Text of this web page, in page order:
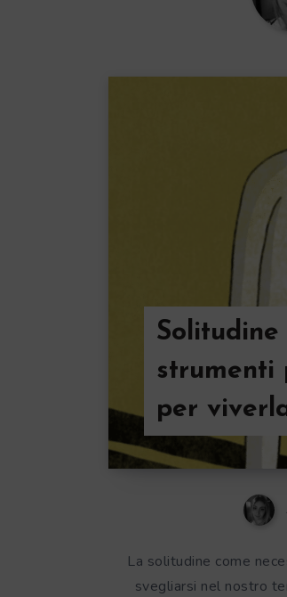
strumenti
per
La solitudine come
svegliarsi nel nostro